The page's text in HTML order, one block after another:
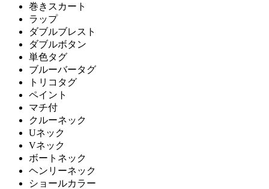
巻きスカート
ラップ
ダブルブレスト
ダブルボタン
単色タグ
ブルーバータグ
トリコタグ
ペイント
マチ付
クルーネック
Uネック
Vネック
ボートネック
ヘンリーネック
ショールカラー